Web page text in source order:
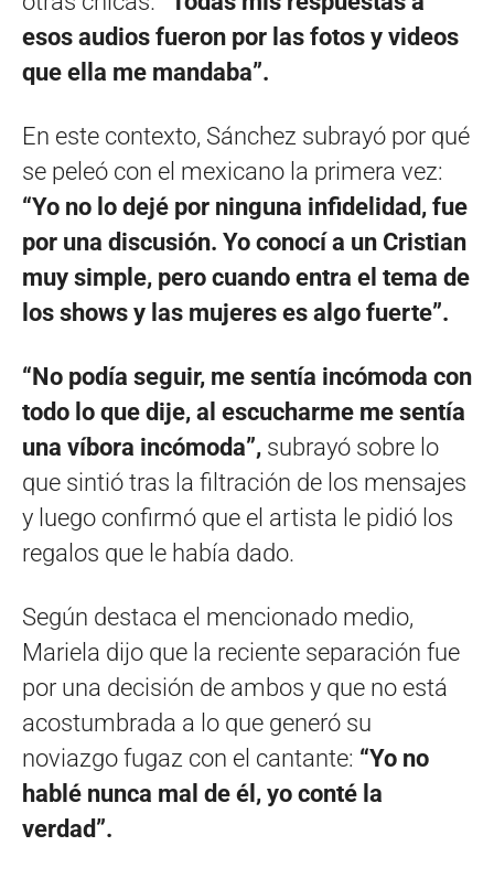
esos audios fueron por las fotos y videos
que ella me mandaba”.
En este contexto, Sánchez subrayó por qué
se peleó con el mexicano la primera vez:
“Yo no lo dejé por ninguna infidelidad, fue
por una discusión. Yo conocí a un Cristian
muy simple, pero cuando entra el tema de
los shows y las mujeres es algo fuerte”.
“No podía seguir, me sentía incómoda con
todo lo que dije, al escucharme me sentía
una víbora incómoda”, subrayó sobre lo
que sintió tras la filtración de los mensajes
y luego confirmó que el artista le pidió los
regalos que le había dado.
Según destaca el mencionado medio,
Mariela dijo que la reciente separación fue
por una decisión de ambos y que no está
acostumbrada a lo que generó su
noviazgo fugaz con el cantante: “Yo no
hablé nunca mal de él, yo conté la
verdad”.